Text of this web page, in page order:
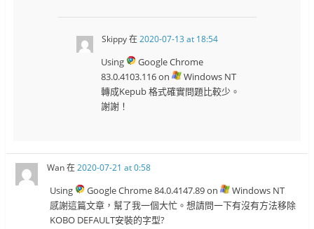
Skippy在2020-07-13 at 18:54
Using
Google Chrome
83.0.4103.116 on
Windows NT
轉成Kepub 格式確實問題比較少。
謝謝！
Wan在2020-07-21 at 0:58
Using Google Chrome 84.0.4147.89 on
Windows NT
感謝這篇文章，幫了我一個大忙。想請問一下有沒有方法移除
KOBO DEFAULT安裝的字型?